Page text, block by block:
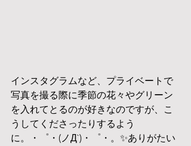
インスタグラムなど、プライベートで
写真を撮る際に季節の花々やグリーン
を入れてとるのが好きなのですが、こ
うしてくださったりするよう
に。・゜・(ノД`)・゜・。✨ありがたい